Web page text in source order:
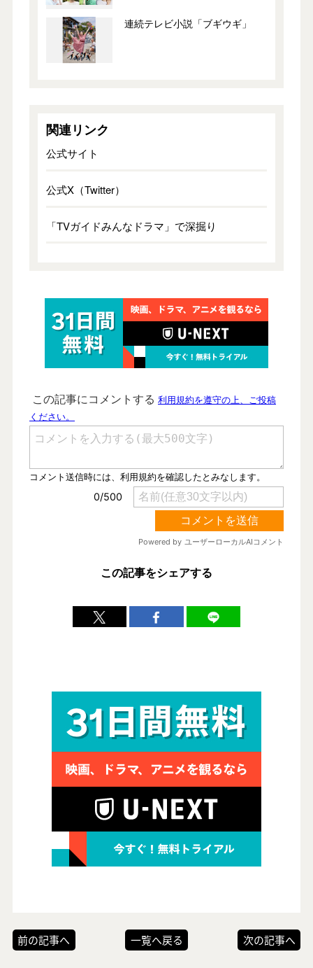
連続テレビ小説「ブギウギ」
関連リンク
公式サイト
公式X（Twitter）
「TVガイドみんなドラマ」で深掘り
この記事をシェアする
前の記事へ 一覧へ戻る 次の記事へ